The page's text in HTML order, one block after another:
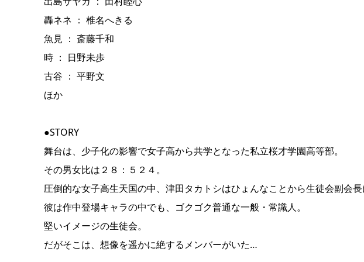
轟ネネ ： 椎名へきる
魚見 ： 斎藤千和
時 ： 日野未歩
古谷 ： 平野文
ほか
●STORY
舞台は、少子化の影響で女子高から共学となった私立桜才学園高等部。
その男女比は２８：５２４。
圧倒的な女子高生天国の中、津田タカトシはひょんなことから生徒会副会長
彼は作中登場キャラの中でも、ゴクゴク普通な一般・常識人。
堅いイメージの生徒会。
だがそこは、想像を遥かに絶するメンバーがいた…